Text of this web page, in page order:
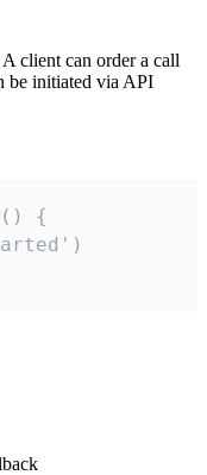
client can order a call
be initiated via API
{